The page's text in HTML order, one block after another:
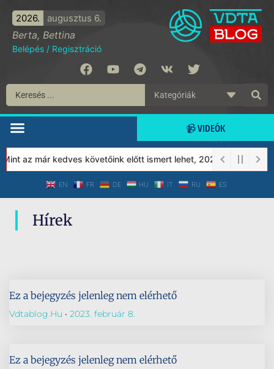
2026. augusztus 6.
Berta, Bettina
Belépés / Regisztráció
📹 VIDEÓK
az már kedves követőink előtt ismert lehet, 2023-tól a
EN FR DE HU IT RU ES
Hírek
Ez a bejegyzés jelenleg nem elérhető
Vdtablog.hu 2023. február 8.
Ez a bejegyzés jelenleg nem elérhető